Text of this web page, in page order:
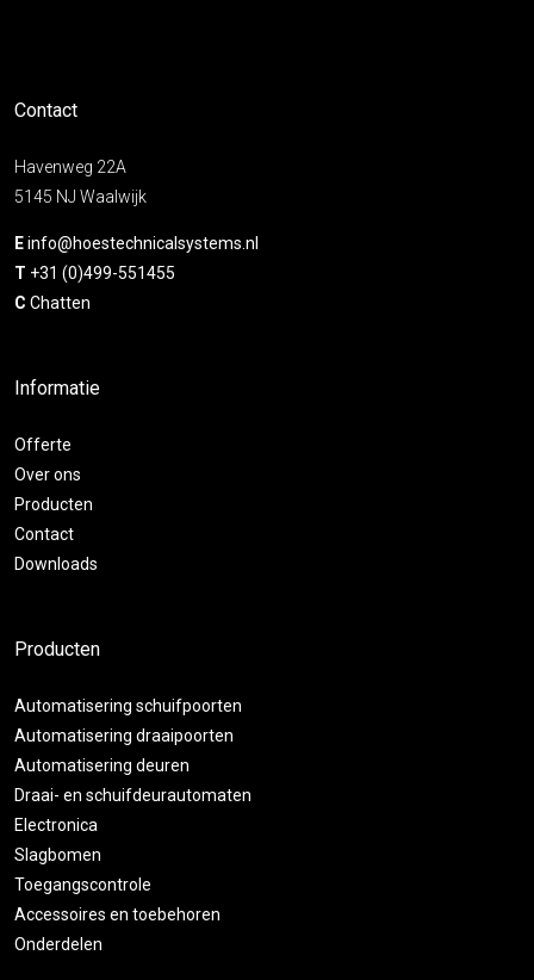
Contact
Havenweg 22A
5145 NJ Waalwijk
Einfo@hoestechnicalsystems.nl
T +31 (0)499-551455
C Chatten
Informatie
Offerte
Over ons
Producten
Contact
Downloads
Producten
Automatisering schuifpoorten
Automatisering draaipoorten
Automatisering deuren
Draai- en schuifdeurautomaten
Electronica
Slagbomen
Toegangscontrole
Accessoires en toebehoren
Onderdelen